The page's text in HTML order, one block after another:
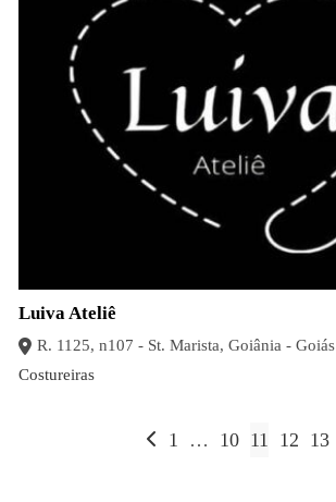
Luiva Ateliê
R. 1125, n107 - St. Marista, Goiânia - Goiás
Costureiras
1 … 10 11 12 13